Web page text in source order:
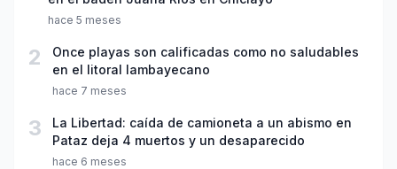
hace 5 meses
2
Once playas son calificadas como no saludables
en el litoral lambayecano
hace 7 meses
3
La Libertad: caída de camioneta a un abismo en
Pataz deja 4 muertos y un desaparecido
hace 6 meses